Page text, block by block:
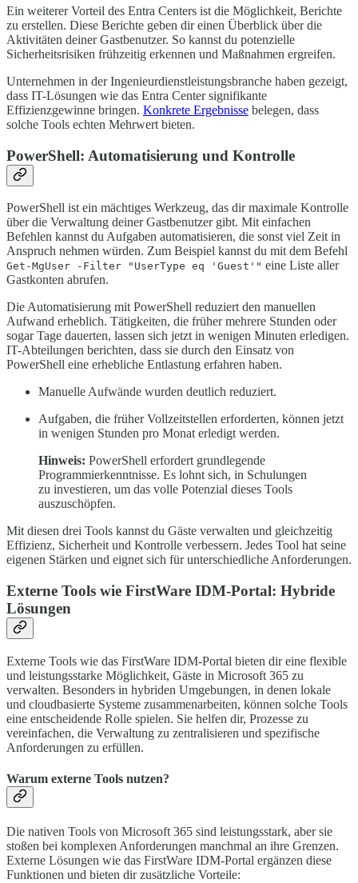
Ein weiterer Vorteil des Entra Centers ist die Möglichkeit, Berichte
zu erstellen. Diese Berichte geben dir einen Überblick über die
Aktivitäten deiner Gastbenutzer. So kannst du potenzielle
Sicherheitsrisiken frühzeitig erkennen und Maßnahmen ergreifen.
Unternehmen in der Ingenieurdienstleistungsbranche haben gezeigt,
dass IT-Lösungen wie das Entra Center signifikante
Effizienzgewinne bringen. Konkrete Ergebnisse belegen, dass
solche Tools echten Mehrwert bieten.
PowerShell: Automatisierung und Kontrolle
PowerShell ist ein mächtiges Werkzeug, das dir maximale Kontrolle
über die Verwaltung deiner Gastbenutzer gibt. Mit einfachen
Befehlen kannst du Aufgaben automatisieren, die sonst viel Zeit in
Anspruch nehmen würden. Zum Beispiel kannst du mit dem Befehl
Get-MgUser -Filter "UserType eq 'Guest'" eine Liste aller
Gastkonten abrufen.
Die Automatisierung mit PowerShell reduziert den manuellen
Aufwand erheblich. Tätigkeiten, die früher mehrere Stunden oder
sogar Tage dauerten, lassen sich jetzt in wenigen Minuten erledigen.
IT-Abteilungen berichten, dass sie durch den Einsatz von
PowerShell eine erhebliche Entlastung erfahren haben.
Manuelle Aufwände wurden deutlich reduziert.
Aufgaben, die früher Vollzeitstellen erforderten, können jetzt
in wenigen Stunden pro Monat erledigt werden.
Hinweis: PowerShell erfordert grundlegende
Programmierkenntnisse. Es lohnt sich, in Schulungen
zu investieren, um das volle Potenzial dieses Tools
auszuschöpfen.
Mit diesen drei Tools kannst du Gäste verwalten und gleichzeitig
Effizienz, Sicherheit und Kontrolle verbessern. Jedes Tool hat seine
eigenen Stärken und eignet sich für unterschiedliche Anforderungen.
Externe Tools wie FirstWare IDM-Portal: Hybride
Lösungen
Externe Tools wie das FirstWare IDM-Portal bieten dir eine flexible
und leistungsstarke Möglichkeit, Gäste in Microsoft 365 zu
verwalten. Besonders in hybriden Umgebungen, in denen lokale
und cloudbasierte Systeme zusammenarbeiten, können solche Tools
eine entscheidende Rolle spielen. Sie helfen dir, Prozesse zu
vereinfachen, die Verwaltung zu zentralisieren und spezifische
Anforderungen zu erfüllen.
Warum externe Tools nutzen?
Die nativen Tools von Microsoft 365 sind leistungsstark, aber sie
stoßen bei komplexen Anforderungen manchmal an ihre Grenzen.
Externe Lösungen wie das FirstWare IDM-Portal ergänzen diese
Funktionen und bieten dir zusätzliche Vorteile: